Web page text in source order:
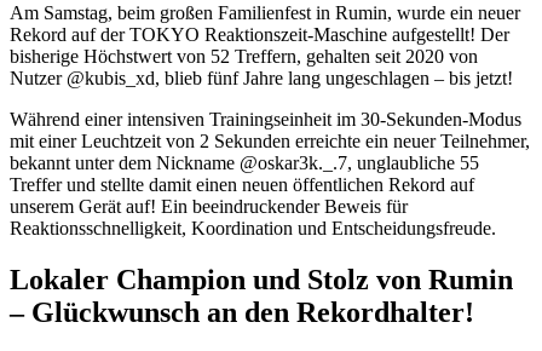
Am Samstag, beim großen Familienfest in Rumin, wurde ein neuer
Rekord auf der TOKYO Reaktionszeit-Maschine aufgestellt! Der
bisherige Höchstwert von 52 Treffern, gehalten seit 2020 von
Nutzer @kubis_xd, blieb fünf Jahre lang ungeschlagen – bis jetzt!
Während einer intensiven Trainingseinheit im 30-Sekunden-Modus
mit einer Leuchtzeit von 2 Sekunden erreichte ein neuer Teilnehmer,
bekannt unter dem Nickname @oskar3k._.7, unglaubliche 55
Treffer und stellte damit einen neuen öffentlichen Rekord auf
unserem Gerät auf! Ein beeindruckender Beweis für
Reaktionsschnelligkeit, Koordination und Entscheidungsfreude.
Lokaler Champion und Stolz von Rumin
– Glückwunsch an den Rekordhalter!